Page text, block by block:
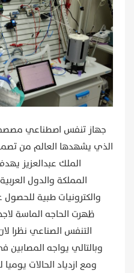
الذي يشهدها العالم من
الملك عبدالعزيز
المملكة والدول
والكترونيات طبية
التنفس الصناعي نظرا
وبالتالي يواجه
ومع ازدياد الحالات